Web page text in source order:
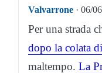
Valvarrone · 06/
Per una strada
dopo la colata
maltempo. La